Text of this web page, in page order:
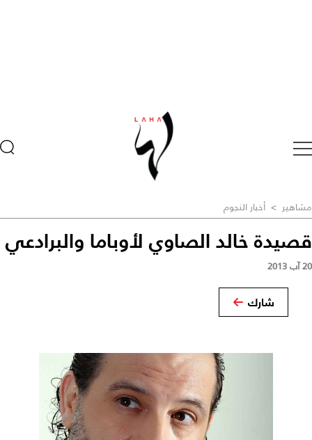
مشاهير > أخبار النجوم
قصيدة خالد الصاوي لأوباما والبرادعي
20 آب 2013
شارك